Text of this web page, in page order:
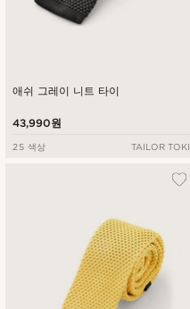
애쉬 그레이 니트 타이
43,990원
25 색상 TAILOR TOKI